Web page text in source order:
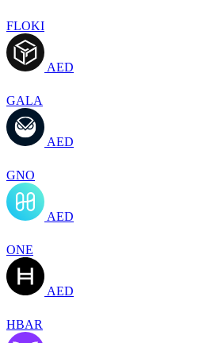
FLOKI
AED
GALA
AED
GNO
AED
ONE
AED
HBAR